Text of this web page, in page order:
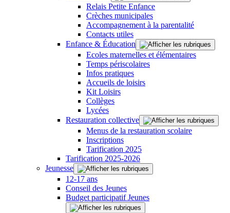
Relais Petite Enfance
Crèches municipales
Accompagnement à la parentalité
Contacts utiles
Enfance & Éducation
Ecoles maternelles et élémentaires
Temps périscolaires
Infos pratiques
Accueils de loisirs
Kit Loisirs
Collèges
Lycées
Restauration collective
Menus de la restauration scolaire
Inscriptions
Tarification 2025
Tarification 2025-2026
Jeunesse
12-17 ans
Conseil des Jeunes
Budget participatif Jeunes